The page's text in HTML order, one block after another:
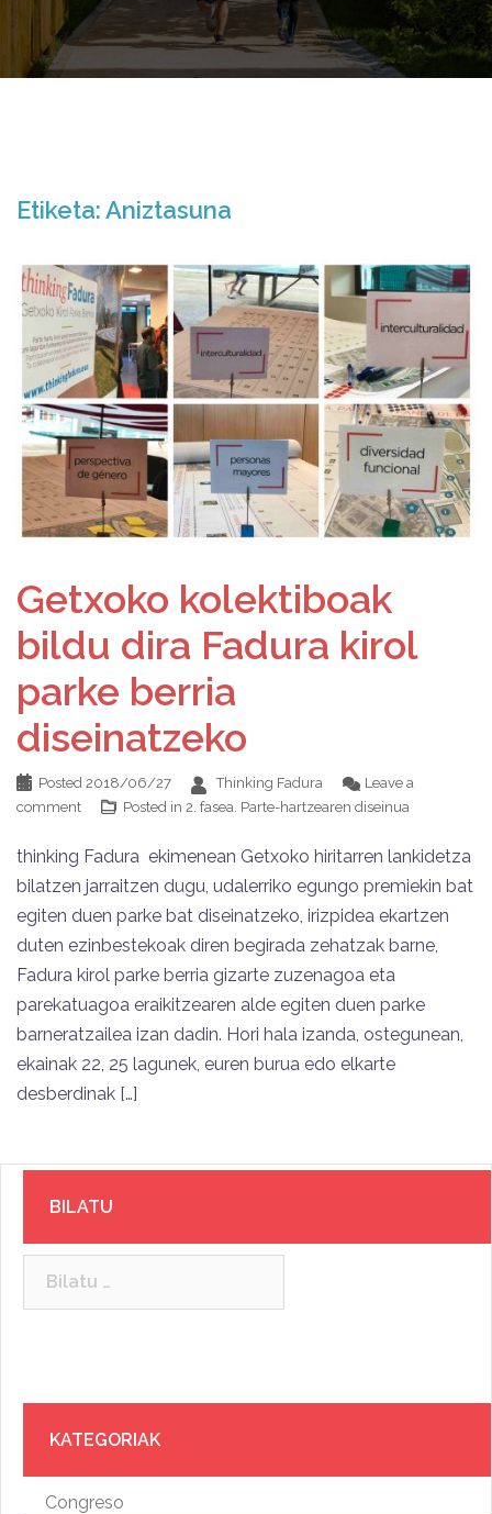
Etiketa:Aniztasuna
Getxoko kolektiboak
bildu dira Fadura kirol
parke berria
diseinatzeko
Posted 2018/06/27 Thinking Fadura
Leave a
comment
Posted in 2. fasea. Parte-hartzearen diseinua
thinking Fadura ekimenean Getxoko hiritarren lankidetza
bilatzen jarraitzen dugu, udalerriko egungo premiekin bat
egiten duen parke bat diseinatzeko, irizpidea ekartzen
duten ezinbestekoak diren begirada zehatzak barne,
Fadura kirol parke berria gizarte zuzenagoa eta
parekatuagoa eraikitzearen alde egiten duen parke
barneratzailea izan dadin. Hori hala izanda, ostegunean,
ekainak 22, 25 lagunek, euren burua edo elkarte
desberdinak […]
BILATU
KATEGORIAK
Congreso